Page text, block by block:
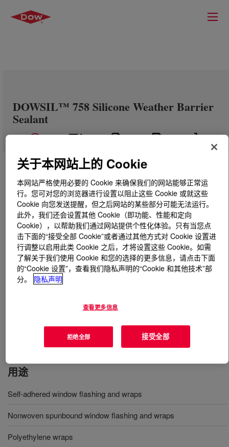
DOWSIL™ 758 Silicone Weather Barrier
Sealant
什么是DOWSIL™ 758 Silicone Weather Barrier
Sealant?
贴的耐候屏障中通用的低表面能表面。可与低密度聚乙烯
(LDPE)、阳极电镀铝、乙烯基、粉末涂层铝、Kynar® 涂
层铝无底涂粘合。
用途
Self-adhered window flashing and wraps
Nonwoven spunbound window flashing and wraps
Polyethylene wraps
关于本网站上的 Cookie
本网站严格使用必要的 Cookie 来确保我们的网站能够正常运
行。您可对您的浏览器进行设置以阻止这些 Cookie 或就这些
Cookie 向您发送提醒，但之后网站的某些部分可能无法运行。
此外，我们还会设置其他 Cookie（即功能、性能和定向
Cookie），以帮助我们通过网站提供个性化体验。只有当您点
击下面的“接受全部 Cookie”或者通过其他方式对 Cookie 设置进
行调整以启用此类 Cookie 之后，才将设置这些 Cookie。如需
了解关于我们使用 Cookie 和您的选择的更多信息，请点击下面
的“Cookie 设置”，查看我们隐私声明的“Cookie 和其他技术”部
分。
隐私声明
查看更多信息
拒绝全部 接受全部